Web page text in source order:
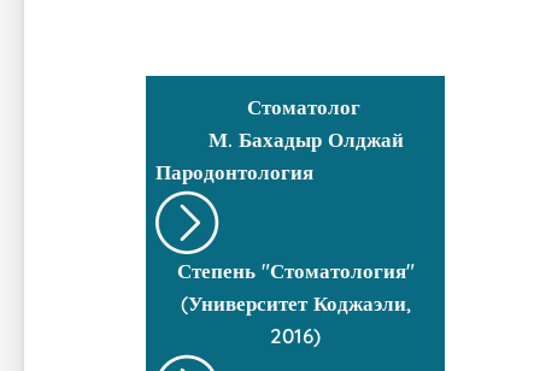
Стоматолог
М. Бахадыр Олджай
Пародонтология
Степень "Стоматология"
(Университет Коджаэли,
2016)